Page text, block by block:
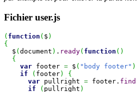
Fichier user.js
( function ( $ )
{
$ (document ) . ready( function ( )
{
var footer = $ ( "body footer" )
if
( footer)
{
var pullright = footer. find
if
( pullright )